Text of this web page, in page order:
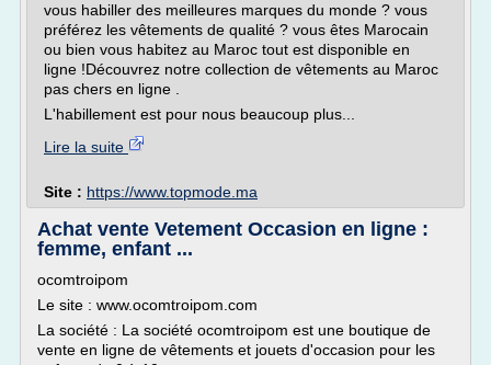
vous habiller des meilleures marques du monde ? vous
préférez les vêtements de qualité ? vous êtes Marocain
ou bien vous habitez au Maroc tout est disponible en
ligne !Découvrez notre collection de vêtements au Maroc
pas chers en ligne .
L'habillement est pour nous beaucoup plus...
Lire la suite
Site : https://www.topmode.ma
Achat vente Vetement Occasion en ligne :
femme, enfant ...
ocomtroipom
Le site : www.ocomtroipom.com
La société : La société ocomtroipom est une boutique de
vente en ligne de vêtements et jouets d'occasion pour les